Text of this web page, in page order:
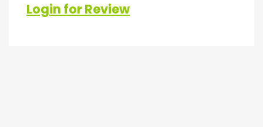
Login for Review